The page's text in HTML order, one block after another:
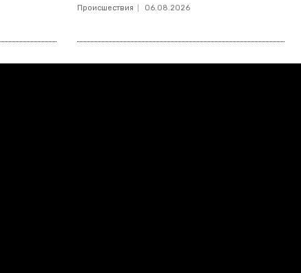
Происшествия 06.08.2026